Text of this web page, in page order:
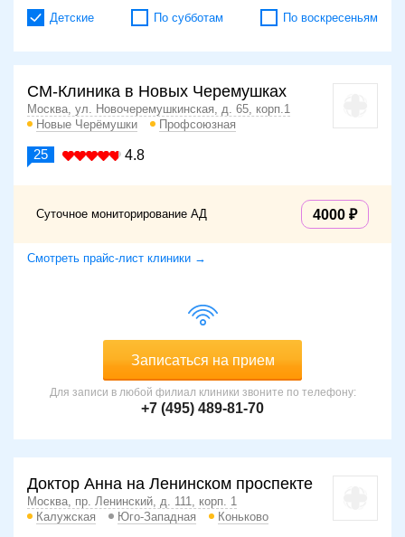
Детские По субботам По воскресеньям
СМ-Клиника в Новых Черемушках
Москва, ул. Новочеремушкинская, д. 65, корп.1
Новые Черёмушки
Профсоюзная
25 4.8
Суточное мониторирование АД 4000
Смотреть прайс-лист клиники →
Записаться на прием
Для записи в любой филиал клиники звоните по телефону:
+7 (495) 489-81-70
Доктор Анна на Ленинском проспекте
Москва, пр. Ленинский, д. 111, корп. 1
Калужская
Юго-Западная Коньково